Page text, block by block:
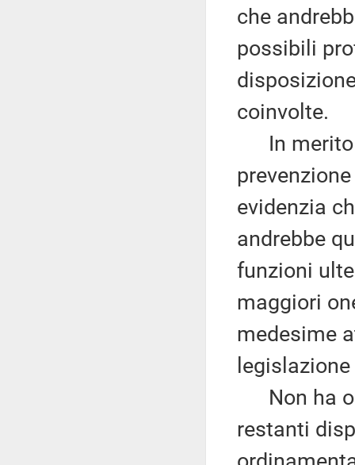
che
possibili
coinvolte.
In merito
evidenzia
andrebbe
funzioni
maggiori
medesime
Non ha
restanti